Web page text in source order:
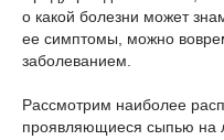
о какой болезни может
ее симптомы, можно
заболеванием.
Рассмотрим наиболее
проявляющиеся сыпью на